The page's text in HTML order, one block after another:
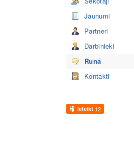
Jaunumi
Partneri
Darbinieki
Runā
Kontakti
Ieteikt 12